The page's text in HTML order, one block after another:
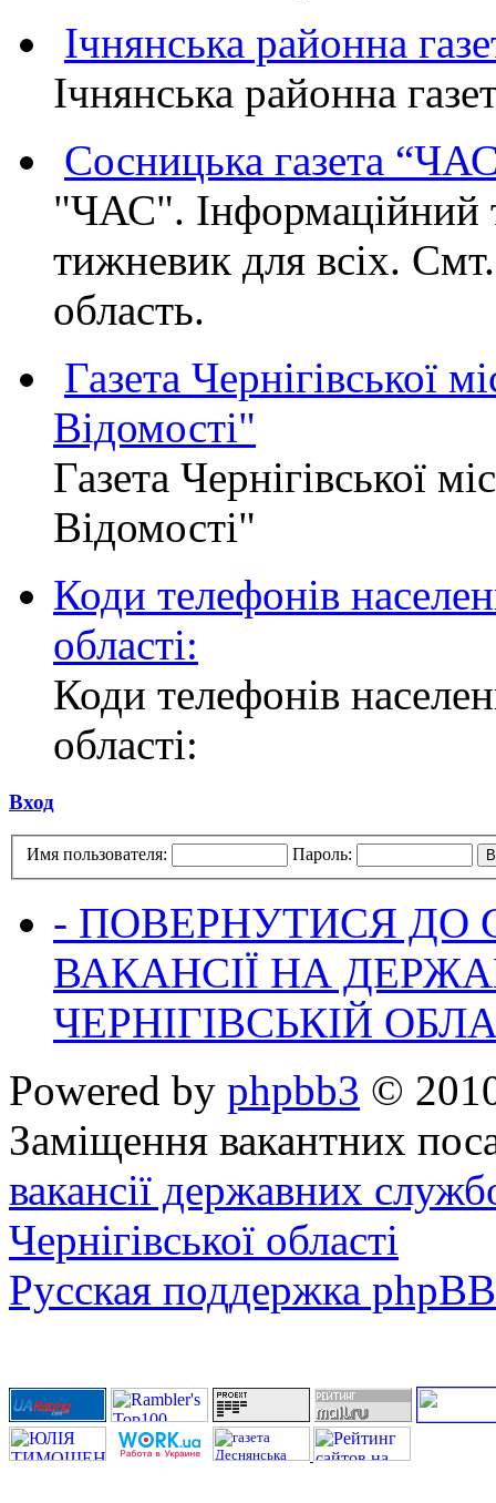
Ічнянська районна
Ічнянська районна
Сосницька газета
"ЧАС". Інформаційний
тижневик для всіх.
область.
Газета Чернігівської
Відомості"
Газета Чернігівської
Відомості"
Коди телефонів
області:
Коди телефонів
області:
Вход
Имя пользователя: Пароль:
- ПОВЕРНУТИСЯ ДО
ВАКАНСІЇ НА
ЧЕРНІГІВСЬКІЙ
Powered by phpbb3 ©
Заміщення вакантних
вакансії державних
Чернігівської області
Русская поддержка phpBB